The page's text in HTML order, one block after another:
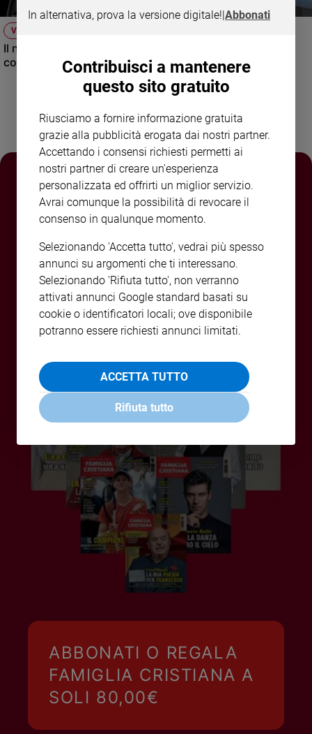
e
giovani
Adolescenza
Bioetica
Vai
Riflessioni
Foto
Podcast
Policy
siamo
Contatti
Pubblicità
Registrati
VIDEO
Il nuovo numero di Famiglia Cristiana raccontato dal
condirettore.
ABBONATI O REGALA
FAMIGLIA CRISTIANA A
SOLI 80,00€
In alternativa, prova la versione digitale!|Abbonati
Contribuisci a mantenere
questo sito gratuito
Riusciamo a fornire informazione gratuita
grazie alla pubblicità erogata dai nostri partner.
Accettando i consensi richiesti permetti ai
nostri partner di creare un'esperienza
personalizzata ed offrirti un miglior servizio.
Avrai comunque la possibilità di revocare il
consenso in qualunque momento.
Selezionando 'Accetta tutto', vedrai più spesso
annunci su argomenti che ti interessano.
Selezionando 'Rifiuta tutto', non verranno
attivati annunci Google standard basati su
cookie o identificatori locali; ove disponibile
potranno essere richiesti annunci limitati.
ACCETTA TUTTO
Rifiuta tutto